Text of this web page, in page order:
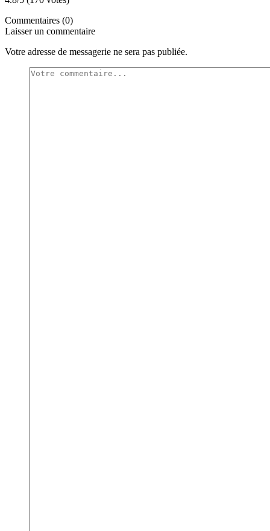
Commentaires (0)
Laisser un commentaire
Votre adresse de messagerie ne sera pas publiée.